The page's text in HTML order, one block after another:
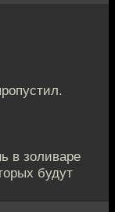
в золиваре
будут